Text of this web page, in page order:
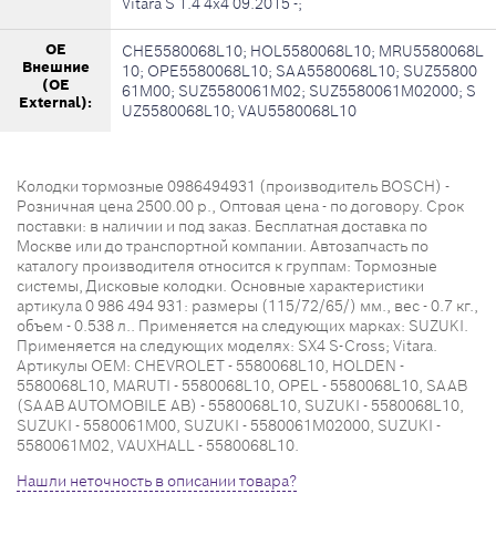
OE
Внешние
(OE
External):
CHE5580068L10; HOL5580068L10; MRU5580068L
10; OPE5580068L10; SAA5580068L10; SUZ55800
61M00; SUZ5580061M02; SUZ5580061M02000; S
UZ5580068L10; VAU5580068L10
Колодки тормозные 0986494931 (производитель BOSCH) -
Розничная цена 2500.00 р., Оптовая цена - по договору. Срок
поставки: в наличии и под заказ. Бесплатная доставка по
Москве или до транспортной компании. Автозапчасть по
каталогу производителя относится к группам: Тормозные
системы, Дисковые колодки. Основные характеристики
артикула 0 986 494 931: размеры (115/72/65/) мм., вес - 0.7 кг.,
объем - 0.538 л.. Применяется на следующих марках: SUZUKI.
Применяется на следующих моделях: SX4 S-Cross; Vitara.
Артикулы OEM: CHEVROLET - 5580068L10, HOLDEN -
5580068L10, MARUTI - 5580068L10, OPEL - 5580068L10, SAAB
(SAAB AUTOMOBILE AB) - 5580068L10, SUZUKI - 5580068L10,
SUZUKI - 5580061M00, SUZUKI - 5580061M02000, SUZUKI -
5580061M02, VAUXHALL - 5580068L10.
Нашли неточность в описании товара?